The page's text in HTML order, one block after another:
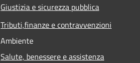
Giustizia e sicurezza pubblica
Tributi,finanze e contravvenzioni
Ambiente
Salute, benessere e assistenza